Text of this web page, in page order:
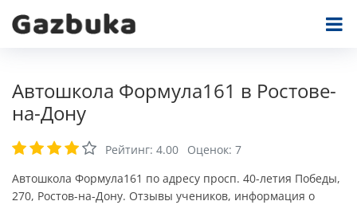
Автошкола Формула161 в Ростове-
на-Дону
Рейтинг: 4.00 Оценок: 7
Автошкола Формула161 по адресу просп. 40-летия Победы,
270, Ростов-на-Дону. Отзывы учеников, информация о